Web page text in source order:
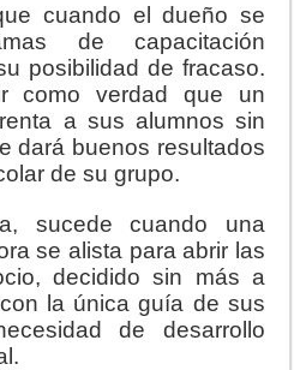
cuando el dueño se
de capacitación
posibilidad de fracaso.
como verdad que un
a sus alumnos sin
dará buenos resultados
de su grupo.
sucede cuando una
se alista para abrir las
decidido sin más a
la única guía de sus
de desarrollo